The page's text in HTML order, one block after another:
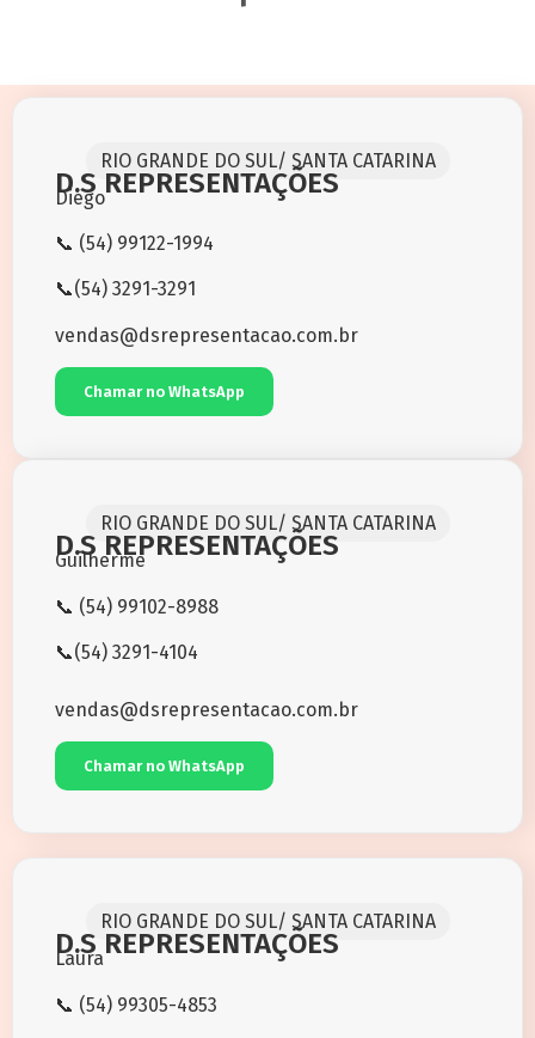
RIO GRANDE DO SUL/ SANTA CATARINA
D.S REPRESENTAÇÕES
Diego
📞 (54) 99122-1994
📞(54) 3291-3291
vendas@dsrepresentacao.com.br
Chamar no WhatsApp
RIO GRANDE DO SUL/ SANTA CATARINA
D.S REPRESENTAÇÕES
Guilherme
📞 (54) 99102-8988
📞(54) 3291-4104
vendas@dsrepresentacao.com.br
Chamar no WhatsApp
RIO GRANDE DO SUL/ SANTA CATARINA
D.S REPRESENTAÇÕES
Laura
📞 (54) 99305-4853